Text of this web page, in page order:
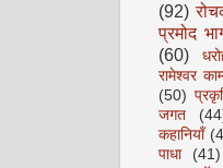
(92)
प्रमोद
(60)
रामेश्वर
(50)
जगत
कहानियाँ
पाधा
(41)